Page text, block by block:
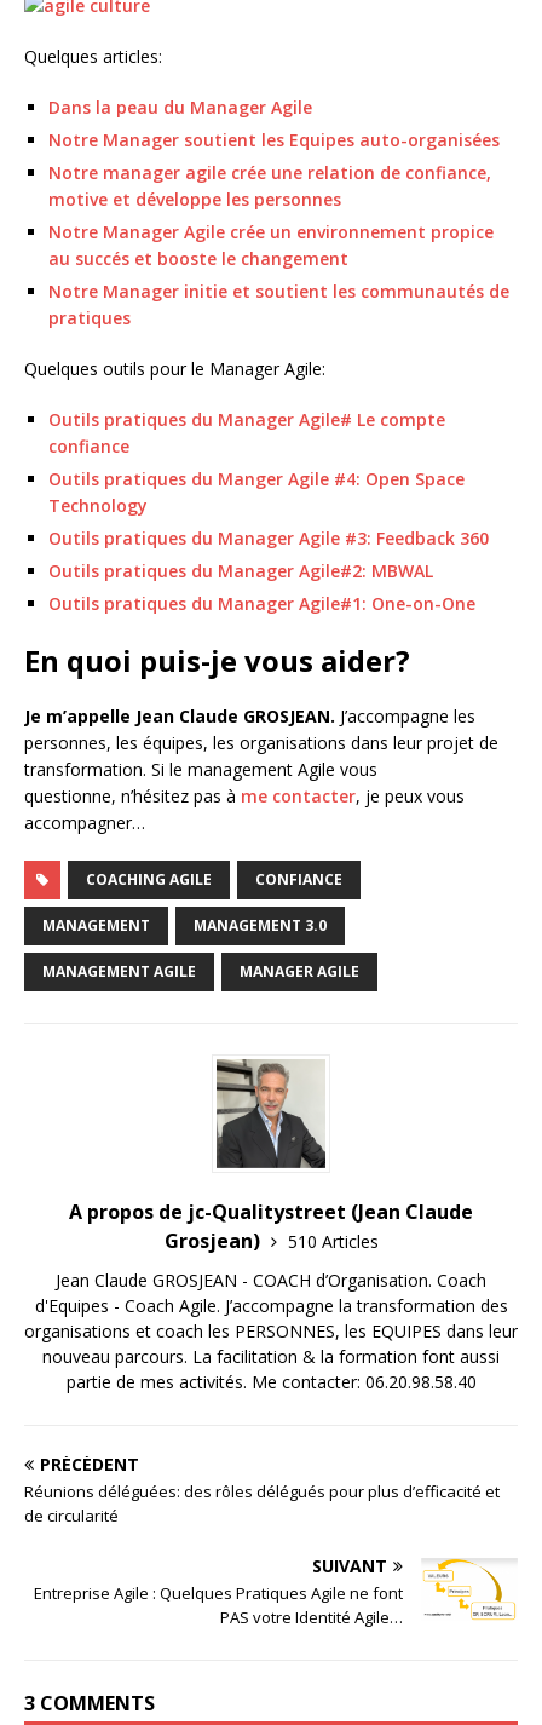
Quelques articles:
Dans la peau du Manager Agile
Notre Manager soutient les Equipes auto-organisées
Notre manager agile crée une relation de confiance,
motive et développe les personnes
Notre Manager Agile crée un environnement propice
au succés et booste le changement
Notre Manager initie et soutient les communautés de
pratiques
Quelques outils pour le Manager Agile:
Outils pratiques du Manager Agile# Le compte
confiance
Outils pratiques du Manger Agile #4: Open Space
Technology
Outils pratiques du Manager Agile #3: Feedback 360
Outils pratiques du Manager Agile#2: MBWAL
Outils pratiques du Manager Agile#1: One-on-One
En quoi puis-je vous aider?
Je m’appelle Jean Claude GROSJEAN. J’accompagne les
personnes, les équipes, les organisations dans leur projet de
transformation. Si le management Agile vous
questionne, n’hésitez pas à me contacter, je peux vous
accompagner…
COACHING AGILE CONFIANCE
MANAGEMENT MANAGEMENT 3.0
MANAGEMENT AGILE MANAGER AGILE
A propos de jc-Qualitystreet (Jean Claude
Grosjean)
510 Articles
Jean Claude GROSJEAN - COACH d’Organisation. Coach
d'Equipes - Coach Agile. J’accompagne la transformation des
organisations et coach les PERSONNES, les EQUIPES dans leur
nouveau parcours. La facilitation & la formation font aussi
partie de mes activités. Me contacter: 06.20.98.58.40
PRÉCÉDENT
Réunions déléguées: des rôles délégués pour plus d’efficacité et
de circularité
SUIVANT
Entreprise Agile : Quelques Pratiques Agile ne font
PAS votre Identité Agile…
3 COMMENTS